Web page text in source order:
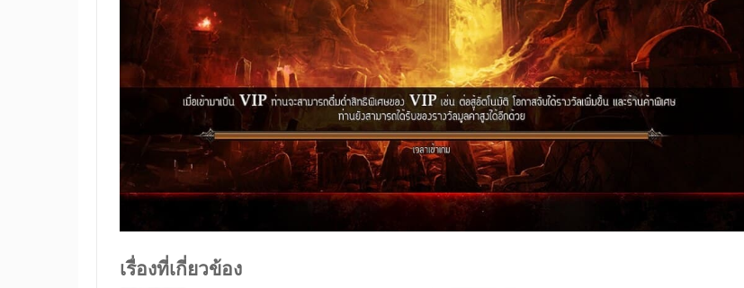
เรื่องที่เกี่ยวข้อง